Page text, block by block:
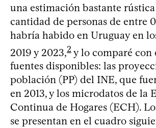
una estimación bastante
cantidad de personas de entre
habría habido en Uruguay en
2019 y 2023,2 y lo comparé con
fuentes disponibles: las
población (PP) del INE, que
en 2013, y los microdatos de la
Continua de Hogares (ECH).
se presentan en el cuadro